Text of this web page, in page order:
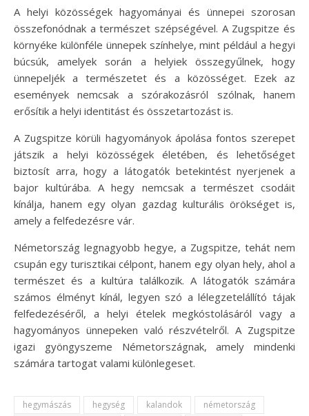
A helyi közösségek hagyományai és ünnepei szorosan
összefonódnak a természet szépségével. A Zugspitze és
környéke különféle ünnepek színhelye, mint például a hegyi
búcsúk, amelyek során a helyiek összegyűlnek, hogy
ünnepeljék a természetet és a közösséget. Ezek az
események nemcsak a szórakozásról szólnak, hanem
erősítik a helyi identitást és összetartozást is.
A Zugspitze körüli hagyományok ápolása fontos szerepet
játszik a helyi közösségek életében, és lehetőséget
biztosít arra, hogy a látogatók betekintést nyerjenek a
bajor kultúrába. A hegy nemcsak a természet csodáit
kínálja, hanem egy olyan gazdag kulturális örökséget is,
amely a felfedezésre vár.
Németország legnagyobb hegye, a Zugspitze, tehát nem
csupán egy turisztikai célpont, hanem egy olyan hely, ahol a
természet és a kultúra találkozik. A látogatók számára
számos élményt kínál, legyen szó a lélegzetelállító tájak
felfedezéséről, a helyi ételek megkóstolásáról vagy a
hagyományos ünnepeken való részvételről. A Zugspitze
igazi gyöngyszeme Németországnak, amely mindenki
számára tartogat valami különlegeset.
hegymászás hegység kalandok
németország